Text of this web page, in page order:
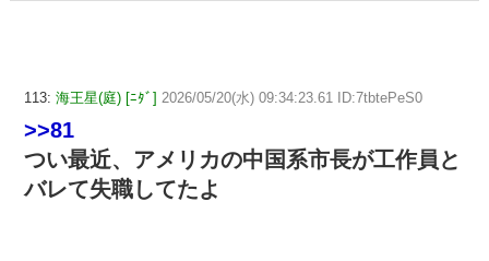
113: 海王星(庭) [ﾆﾀﾞ] 2026/05/20(水) 09:34:23.61 ID:7tbtePeS0
>>81
つい最近、アメリカの中国系市長が工作員と
バレて失職してたよ